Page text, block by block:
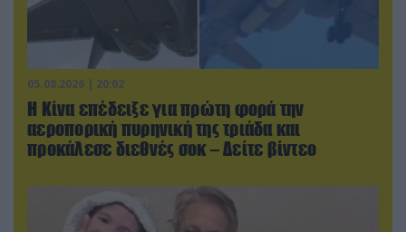
05.08.2026 | 20:02
Η Κίνα επέδειξε για πρώτη φορά την
αεροπορική πυρηνική της τριάδα και
προκάλεσε διεθνές σοκ – Δείτε βίντεο